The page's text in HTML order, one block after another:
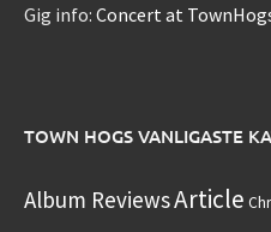
Gig info: Concert at
TOWN HOGS VANLIGASTE
Album ReviewsArticle